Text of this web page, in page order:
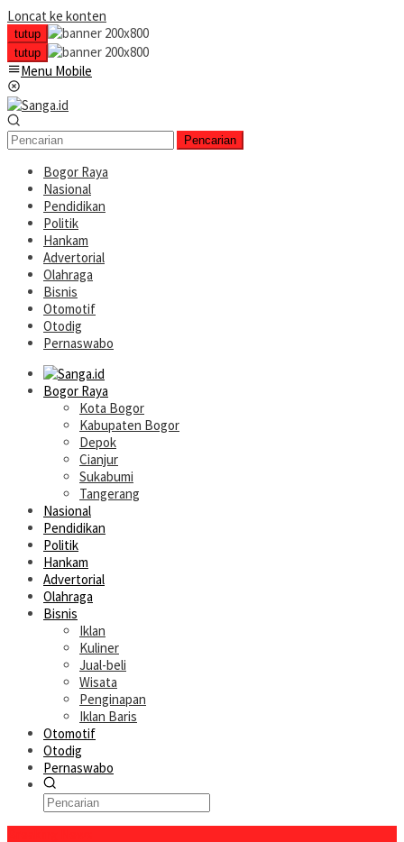
Loncat ke konten
tutup
tutup
Menu Mobile
Pencarian
Bogor Raya
Nasional
Pendidikan
Politik
Hankam
Advertorial
Olahraga
Bisnis
Otomotif
Otodig
Pernaswabo
Bogor Raya
Kota Bogor
Kabupaten Bogor
Depok
Cianjur
Sukabumi
Tangerang
Nasional
Pendidikan
Politik
Hankam
Advertorial
Olahraga
Bisnis
Iklan
Kuliner
Jual-beli
Wisata
Penginapan
Iklan Baris
Otomotif
Otodig
Pernaswabo